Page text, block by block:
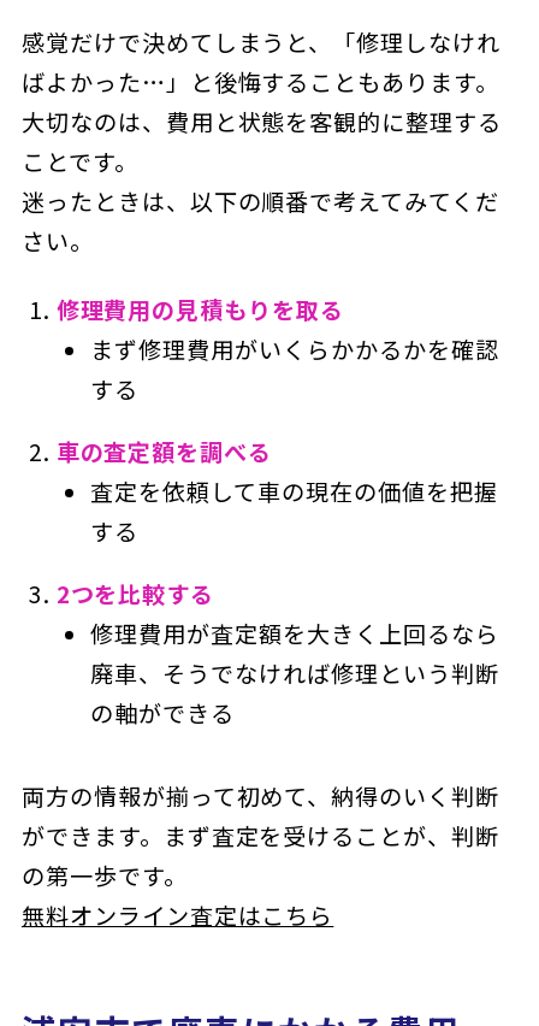
感覚だけで決めてしまうと、「修理しなけれ
ばよかった…」と後悔することもあります。
大切なのは、費用と状態を客観的に整理する
ことです。
迷ったときは、以下の順番で考えてみてくだ
さい。
修理費用の見積もりを取る
まず修理費用がいくらかかるかを確認
する
車の査定額を調べる
査定を依頼して車の現在の価値を把握
する
2つを比較する
修理費用が査定額を大きく上回るなら
廃車、そうでなければ修理という判断
の軸ができる
両方の情報が揃って初めて、納得のいく判断
ができます。まず査定を受けることが、判断
の第一歩です。
無料オンライン査定はこちら